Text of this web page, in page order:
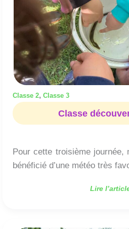
Classe 2, Classe 3
Classe
Pour cette troisième journée,
bénéficié d’une météo très
Lire